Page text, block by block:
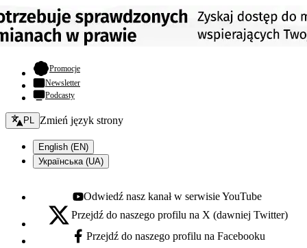
Promocje- otwiera się w nowej karcie
Newsletter
Podcasty
Zmień język - bieżący:
PL Zmień język strony
English (EN)
Українська (UA)
Youtube - otwiera się w nowej karcie
Odwiedź nasz kanał w serwisie YouTube
X - otwiera się w nowej karcie
Przejdź do naszego profilu na X (dawniej Twitter)
Facebook - otwiera się w nowej karcie
Przejdź do naszego profilu na Facebooku